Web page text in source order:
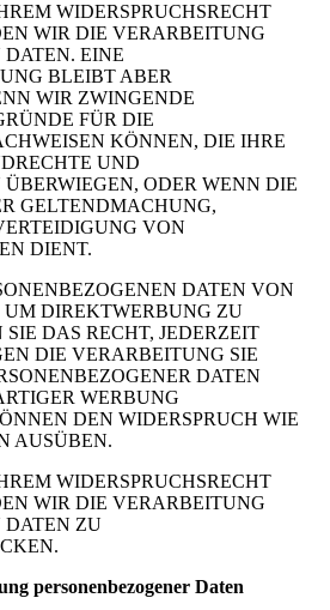
WIDERSPRUCHSRECHT
WIR DIE VERARBEITUNG
DATEN. EINE
BLEIBT ABER
WIR ZWINGENDE
FÜR DIE
KÖNNEN, DIE IHRE
UND
ODER WENN DIE
GELTENDMACHUNG,
VON
DIENT.
DATEN VON
DIREKTWERBUNG ZU
DAS RECHT, JEDERZEIT
DIE VERARBEITUNG SIE
DATEN
WERBUNG
DEN WIDERSPRUCH WIE
AUSÜBEN.
WIDERSPRUCHSRECHT
WIR DIE VERARBEITUNG
DATEN ZU
personenbezogener Daten